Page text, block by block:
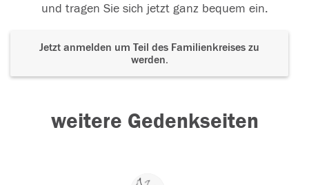
und tragen Sie sich jetzt ganz bequem ein.
Jetzt anmelden um Teil des Familienkreises zu
werden.
weitere Gedenkseiten